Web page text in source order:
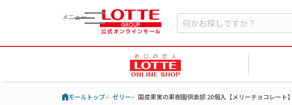
メニュー
モールトップ ゼリー 国産果実の果樹園倶楽部 20個入【メリーチョコレート】